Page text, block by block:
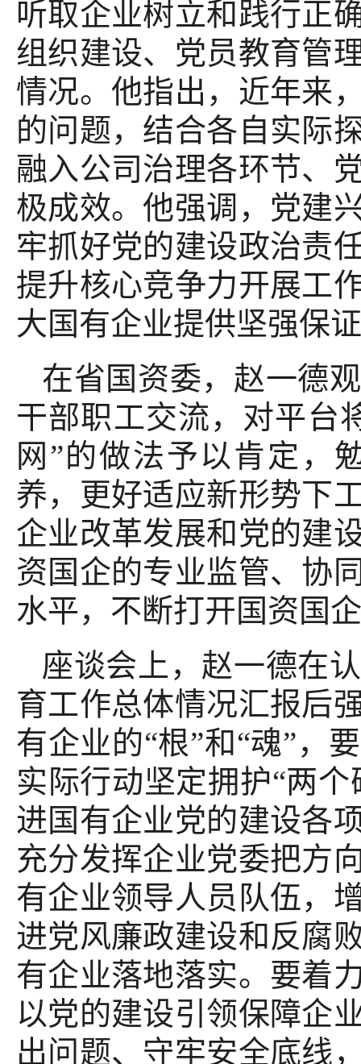
听取企业树立和践行正
组织建设、党员教育管
情况。他指出，近年来
的问题，结合各自实际
融入公司治理各环节、
极成效。他强调，党建
牢抓好党的建设政治责
提升核心竞争力开展工
大国有企业提供坚强保
在省国资委，赵一德
干部职工交流，对平台
网”的做法予以肯定，
养，更好适应新形势下
企业改革发展和党的建
资国企的专业监管、协
水平，不断打开国资国
座谈会上，赵一德在
育工作总体情况汇报后
有企业的“根”和“魂”，
实际行动坚定拥护“两
进国有企业党的建设各
充分发挥企业党委把方
有企业领导人员队伍，
进党风廉政建设和反腐
有企业落地落实。要着
以党的建设引领保障企
出问题、守牢安全底线